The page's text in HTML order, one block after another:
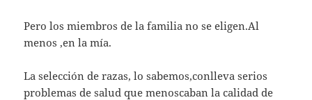
Pero los miembros de la familia no se eligen.Al
menos ,en la mía.
La selección de razas, lo sabemos,conlleva serios
problemas de salud que menoscaban la calidad de